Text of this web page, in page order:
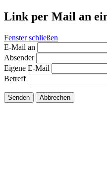
Link per Mail an
Fenster schließen
E-Mail an
Absender
Eigene E-Mail
Betreff
Senden Abbrechen